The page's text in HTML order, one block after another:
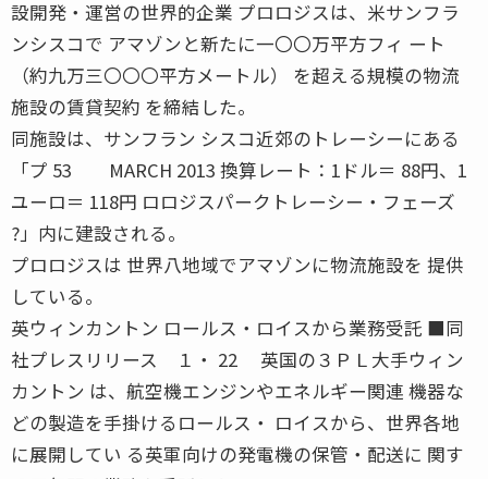
設開発・運営の世界的企業 プロロジスは、米サンフラ
ンシスコで アマゾンと新たに一〇〇万平方フィ ート
（約九万三〇〇〇平方メートル） を超える規模の物流
施設の賃貸契約 を締結した。
同施設は、サンフラン シスコ近郊のトレーシーにある
「プ 53 MARCH 2013 換算レート：1ドル＝ 88円、1
ユーロ＝ 118円 ロロジスパークトレーシー・フェーズ
?」内に建設される。
プロロジスは 世界八地域でアマゾンに物流施設を 提供
している。
英ウィンカントン ロールス・ロイスから業務受託 ■同
社プレスリリース １・ 22 英国の３ＰＬ大手ウィン
カントン は、航空機エンジンやエネルギー関連 機器な
どの製造を手掛けるロールス・ ロイスから、世界各地
に展開してい る英軍向けの発電機の保管・配送に 関す